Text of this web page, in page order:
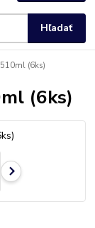
Hľadať
510ml (6ks)
(6ks)